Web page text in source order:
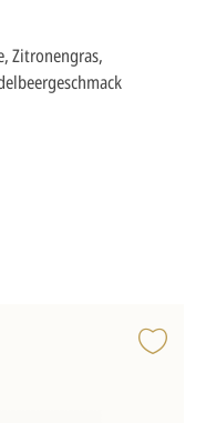
Zitronengras,